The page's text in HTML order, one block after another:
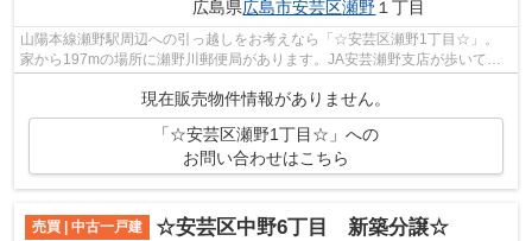
広島県広島市安芸区瀬野 １丁目
山陽本線瀬野駅周辺への引っ越しをお考えなら「☆安芸区瀬野1丁目☆」。
家から197mの場所に瀬野川郵便局があります。JA安芸瀬野支店が歩いて
295mのところにあります。ぜひ当社で素敵で快...
現在販売物件情報がありません。
「☆安芸区瀬野1丁目☆」への
お問い合わせはこちら
売買 | 中古一戸建 ☆安芸区中野6丁目 新築分譲☆